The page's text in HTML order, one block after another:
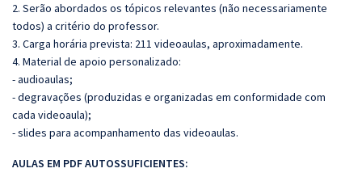
2. Serão abordados os tópicos relevantes (não necessariamente
todos) a critério do professor.
3. Carga horária prevista: 211 videoaulas, aproximadamente.
4. Material de apoio personalizado:
- audioaulas;
- degravações (produzidas e organizadas em conformidade com
cada videoaula);
- slides para acompanhamento das videoaulas.
AULAS EM PDF AUTOSSUFICIENTES: